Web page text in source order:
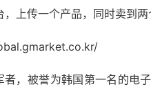
上传一个产品，同时卖到两
，被誉为韩国第一名的电